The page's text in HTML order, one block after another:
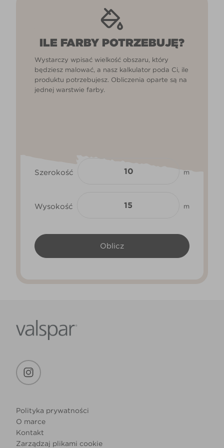
ILE FARBY POTRZEBUJĘ?
Wystarczy wpisać wielkość obszaru, który
będziesz malować, a nasz kalkulator poda Ci, ile
produktu potrzebujesz. Obliczenia oparte są na
jednej warstwie farby.
Szerokość m
Wysokość m
Polityka prywatności
O marce
Kontakt
Zarządzaj plikami cookie